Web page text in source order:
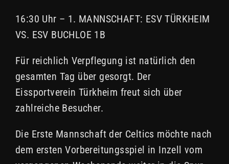
16:30 Uhr – 1. MANNSCHAFT: ESV TÜRKHEIM
VS. ESV BUCHLOE 1B
Für reichlich Verpflegung ist natürlich den
gesamten Tag über gesorgt. Der
Eissportverein Türkheim freut sich über
zahlreiche Besucher.
Die Erste Mannschaft der Celtics möchte nach
dem ersten Vorbereitungsspiel in Inzell vom